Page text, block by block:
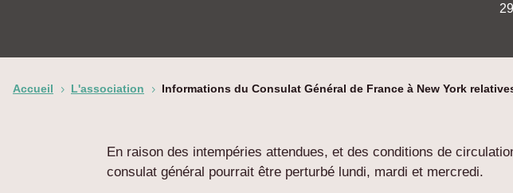
Accueil 5 L'association 5 Informations du Consulat Général de France à New York
En raison des intempéries attendues, et des conditions de
consulat général pourrait être perturbé lundi, mardi et mercredi.